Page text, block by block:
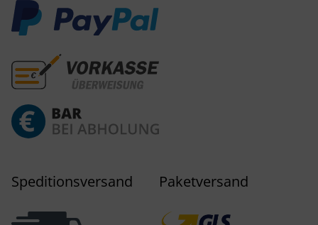
Speditionsversand Paketversand